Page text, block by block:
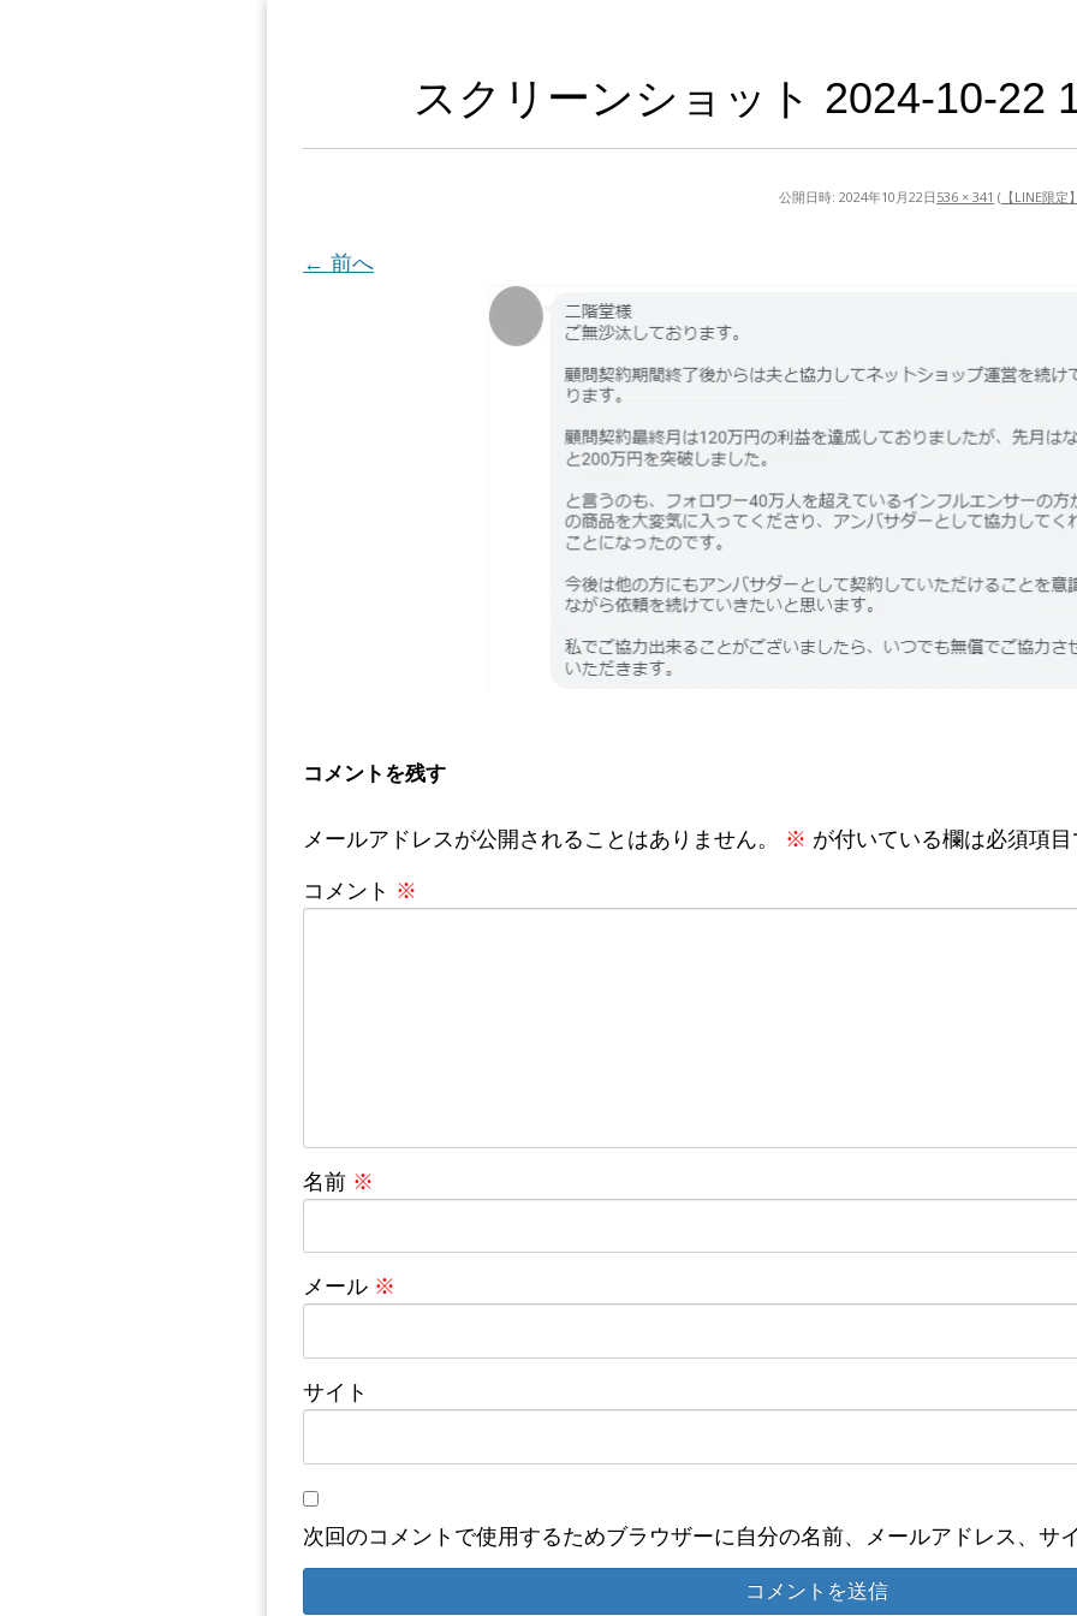
スクリーンショット 2024-10-22
公開日時: 2024年10月22日 536 × 341 ( 【LINE限
← 前へ
コメントを残す
メールアドレスが公開されることはありません。 ※ が付いている欄は必須項
コメント ※
名前 ※
メール ※
サイト
次回のコメントで使用するためブラウザーに自分の名前、メールアドレス、サ